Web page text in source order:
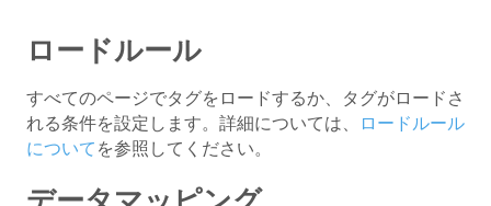
ロードルール
すべてのページでタグをロードするか、タグがロードさ
れる条件を設定します。詳細については、
ロードルール
について を参照してください。